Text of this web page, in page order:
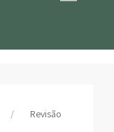
Canais
Revisão